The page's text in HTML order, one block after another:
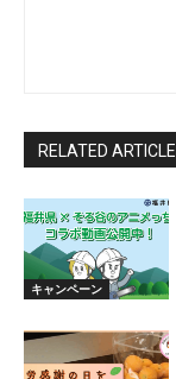
RELATED
キャンペーン